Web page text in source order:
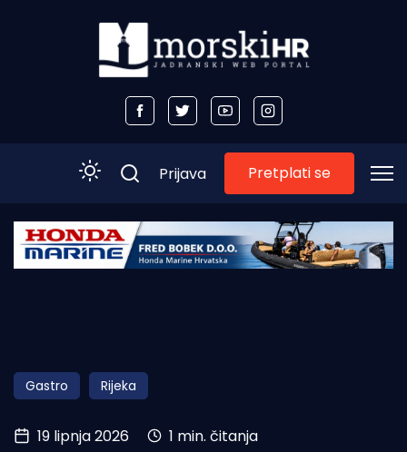
Početna
Obala
Otoci
Turizam i nautika
Prijava Pretplati se
Gastro Rijeka
19 lipnja 2026 1 min. čitanja